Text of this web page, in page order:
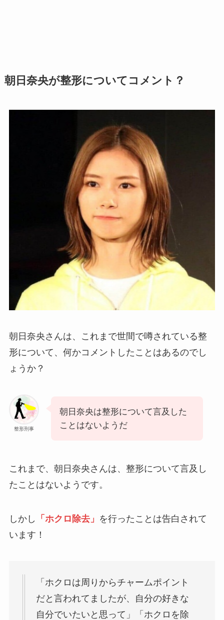
朝日奈央が整形についてコメント？
朝日奈央さんは、これまで世間で噂されている整
形について、何かコメントしたことはあるのでし
ょうか？
整形刑事
朝日奈央は整形について言及した
ことはないようだ
これまで、朝日奈央さんは、整形について言及し
たことはないようです。
しかし 「ホクロ除去」 を行ったことは告白されて
います！
「ホクロは周りからチャームポイント
だと言われてましたが、自分の好きな
自分でいたいと思って」「ホクロを除